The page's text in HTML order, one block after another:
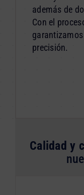
además de
Con el
precisión.
Calidad y